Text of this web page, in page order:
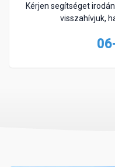
Kérjen segítséget
visszahívjuk,